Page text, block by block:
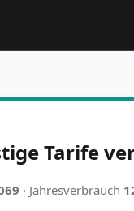
Tarife
· Jahresverbrauch